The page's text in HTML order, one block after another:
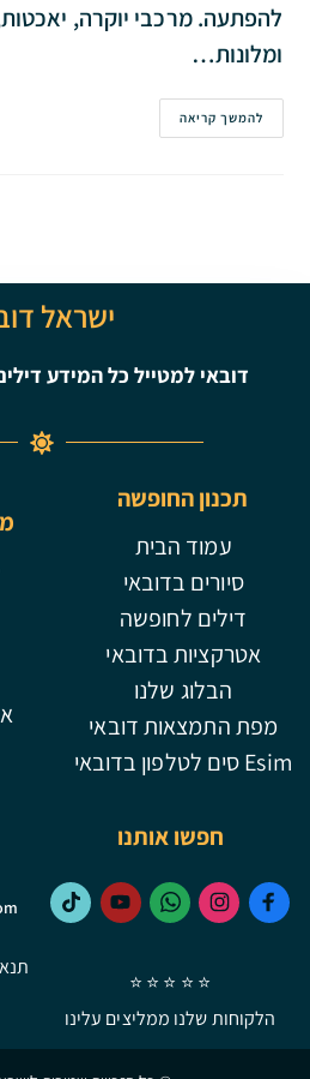
להפתעה. מרכבי יוקרה,
ומלונות…
להמשך קריאה
ישראל
דובאי למטייל כל המידע
תכנון החופשה
עמוד הבית
סיורים בדובאי
דילים לחופשה
אטרקציות בדובאי
הבלוג שלנו
מפת התמצאות דובאי
Esim סים לטלפון בדובאי
חפשו אותנו
⭐ ⭐ ⭐ ⭐ ⭐
הלקוחות שלנו ממליצים עלינו